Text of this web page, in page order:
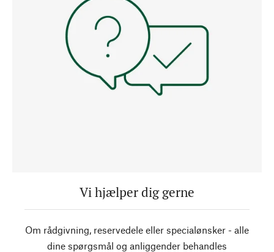
Vi hjælper dig gerne
Om rådgivning, reservedele eller specialønsker - alle
dine spørgsmål og anliggender behandles